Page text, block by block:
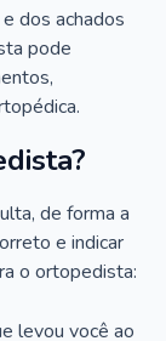
dos achados
pode
de forma a
e indicar
o ortopedista:
levou você ao